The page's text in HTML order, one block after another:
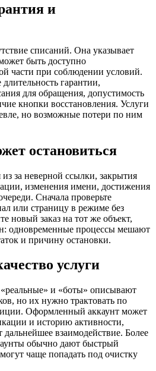
и
списаний. Она указывает
быть доступно
части при соблюдении условий.
гарантии,
для обращения, допустимость
кнопки восстановления. Услуги
но возможные потери по ним
остановиться
из за неверной ссылки, закрытия
изменения имени, достижения
Сначала проверьте
или страницу в режиме без
новый заказ на тот же объект,
одновременные процессы мешают
и причину остановки.
услуги
и «боты» описывают
но их нужно трактовать по
Оформленный аккаунт может
и историю активности,
дальнейшее взаимодействие. Более
обычно дают быстрый
чаще попадать под очистку